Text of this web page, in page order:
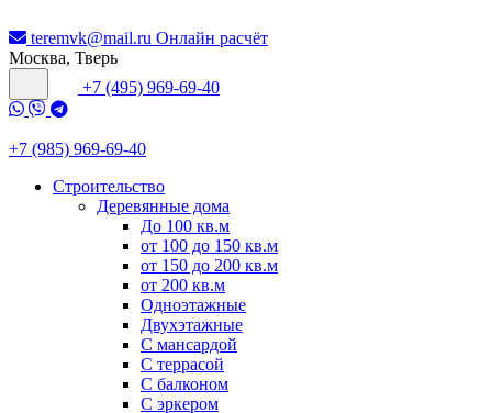
teremvk@mail.ru Онлайн расчёт
Москва, Тверь
+7 (495) 969-69-40
+7 (985) 969-69-40
Строительство
Деревянные дома
До 100 кв.м
от 100 до 150 кв.м
от 150 до 200 кв.м
от 200 кв.м
Одноэтажные
Двухэтажные
С мансардой
С террасой
С балконом
С эркером